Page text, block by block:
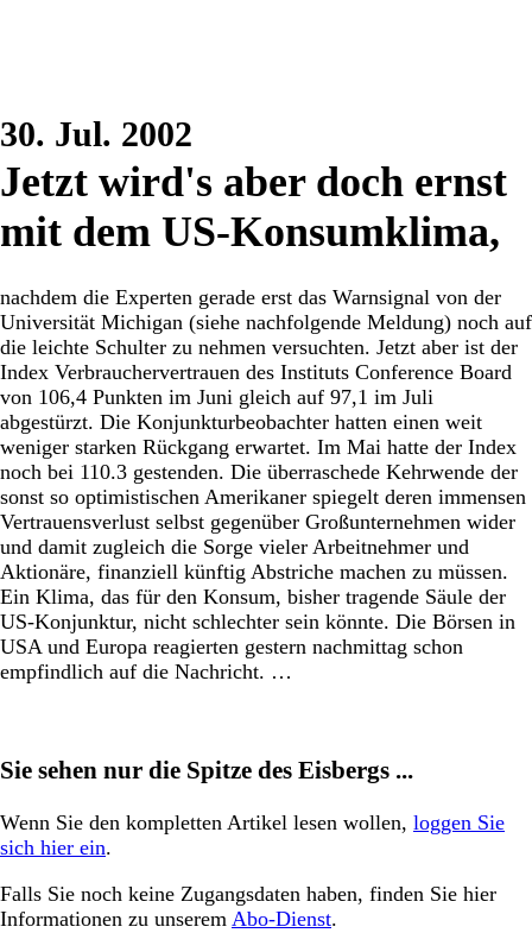
30. Jul. 2002
Jetzt wird's aber doch ernst
mit dem US-Konsumklima,
nachdem die Experten gerade erst das Warnsignal von der
Universität Michigan (siehe nachfolgende Meldung) noch auf
die leichte Schulter zu nehmen versuchten. Jetzt aber ist der
Index Verbrauchervertrauen des Instituts Conference Board
von 106,4 Punkten im Juni gleich auf 97,1 im Juli
abgestürzt. Die Konjunkturbeobachter hatten einen weit
weniger starken Rückgang erwartet. Im Mai hatte der Index
noch bei 110.3 gestenden. Die überraschede Kehrwende der
sonst so optimistischen Amerikaner spiegelt deren immensen
Vertrauensverlust selbst gegenüber Großunternehmen wider
und damit zugleich die Sorge vieler Arbeitnehmer und
Aktionäre, finanziell künftig Abstriche machen zu müssen.
Ein Klima, das für den Konsum, bisher tragende Säule der
US-Konjunktur, nicht schlechter sein könnte. Die Börsen in
USA und Europa reagierten gestern nachmittag schon
empfindlich auf die Nachricht. …
Sie sehen nur die Spitze des Eisbergs ...
Wenn Sie den kompletten Artikel lesen wollen, loggen Sie
sich hier ein.
Falls Sie noch keine Zugangsdaten haben, finden Sie hier
Informationen zu unserem Abo-Dienst.